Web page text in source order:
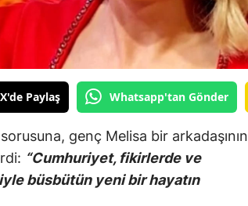
X'de Paylaş Whatsapp'tan Gönder
genç Melisa bir arkadaşının
“Cumhuriyet, fikirlerde ve
büsbütün yeni bir hayatın